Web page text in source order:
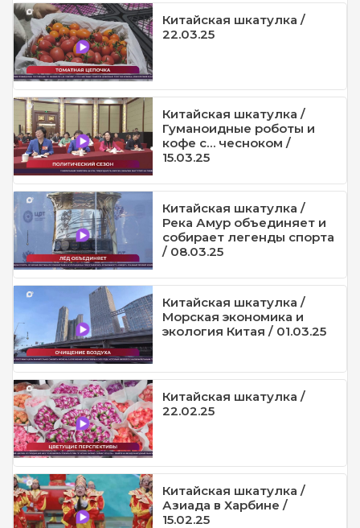
Китайская шкатулка /
22.03.25
Китайская шкатулка /
Гуманоидные роботы и
кофе с… чесноком /
15.03.25
Китайская шкатулка /
Река Амур объединяет и
собирает легенды спорта
/ 08.03.25
Китайская шкатулка /
Морская экономика и
экология Китая / 01.03.25
Китайская шкатулка /
22.02.25
Китайская шкатулка /
Азиада в Харбине /
15.02.25